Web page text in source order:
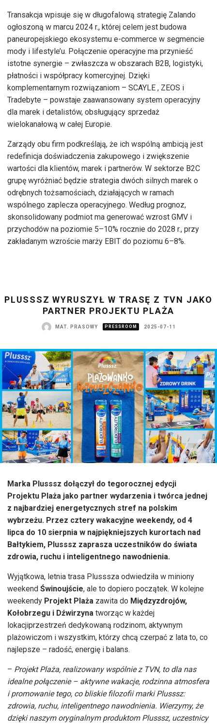
Transakcja wpisuje się w długofalową strategię Zalando
ogłoszoną w marcu 2024 r., której celem jest budowa
paneuropejskiego ekosystemu e-commerce w segmencie
mody i lifestyle’u. Połączenie operacyjne ma przynieść
istotne synergie – zwłaszcza w obszarach B2B, logistyki,
płatności i współpracy komercyjnej. Dzięki
komplementarnym rozwiązaniom – SCAYLE , ZEOS i
Tradebyte – powstaje zaawansowany system operacyjny
dla marek i detalistów, obsługujący sprzedaż
wielokanałową w całej Europie.
Zarządy obu firm podkreślają, że ich wspólną ambicją jest
redefinicja doświadczenia zakupowego i zwiększenie
wartości dla klientów, marek i partnerów. W sektorze B2C
grupę wyróżniać będzie strategia dwóch silnych marek o
odrębnych tożsamościach, działających w ramach
wspólnego zaplecza operacyjnego. Według prognoz,
skonsolidowany podmiot ma generować wzrost GMV i
przychodów na poziomie 5–10% rocznie do 2028 r., przy
zakładanym wzroście marży EBIT do poziomu 6–8%.
PLUSSSZ WYRUSZYŁ W TRASĘ Z TVN JAKO
PARTNER PROJEKTU PLAŻA
MAT. PRASOWY PRESSROOM 2025-07-11
Marka Plusssz dołączył do tegorocznej edycji
Projektu Plaża jako partner wydarzenia i twórca jednej
z najbardziej energetycznych stref na polskim
wybrzeżu. Przez cztery wakacyjne weekendy, od 4
lipca do 10 sierpnia w najpiękniejszych kurortach nad
Bałtykiem, Plusssz zaprasza uczestników do świata
zdrowia, ruchu i inteligentnego nawodnienia.
Wyjątkowa, letnia trasa Plusssza odwiedziła w miniony
weekend Świnoujście, ale to dopiero początek. W kolejne
weekendy Projekt Plaża zawita do Międzyzdrojów,
Kołobrzegu i Dźwirzyna tworząc w każdej
lokacjiprzestrzeń dedykowaną rodzinom, aktywnym
plażowiczom i wszystkim, którzy chcą czerpać z lata to, co
najlepsze – radość, energię i balans.
– Projekt Plaża, realizowany wspólnie z TVN, to dla nas
idealne połączenie – aktywne wakacje, rodzinna atmosfera
i promowanie tego, co bliskie filozofii marki Plusssz:
zdrowia, ruchu, inteligentnego nawodnienia. Wierzymy, że
dzięki naszym oryginalnym produktom Plusssz, uczestnicy